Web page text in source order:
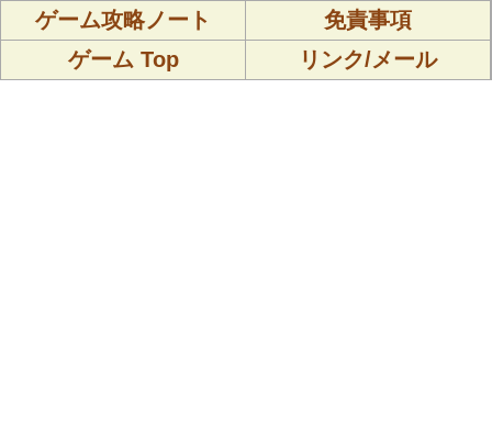
ゲーム攻略ノート
免責事項
ゲーム Top
リンク/メール